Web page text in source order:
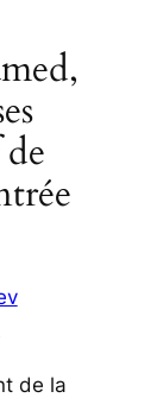
de la